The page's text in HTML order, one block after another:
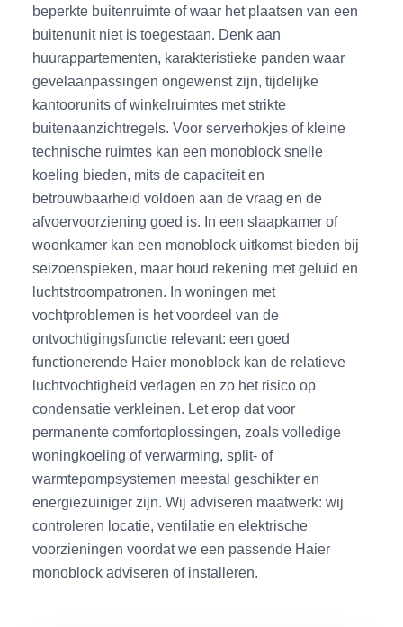
beperkte buitenruimte of waar het plaatsen van een
buitenunit niet is toegestaan. Denk aan
huurappartementen, karakteristieke panden waar
gevelaanpassingen ongewenst zijn, tijdelijke
kantoorunits of winkelruimtes met strikte
buitenaanzichtregels. Voor serverhokjes of kleine
technische ruimtes kan een monoblock snelle
koeling bieden, mits de capaciteit en
betrouwbaarheid voldoen aan de vraag en de
afvoervoorziening goed is. In een slaapkamer of
woonkamer kan een monoblock uitkomst bieden bij
seizoenspieken, maar houd rekening met geluid en
luchtstroompatronen. In woningen met
vochtproblemen is het voordeel van de
ontvochtigingsfunctie relevant: een goed
functionerende Haier monoblock kan de relatieve
luchtvochtigheid verlagen en zo het risico op
condensatie verkleinen. Let erop dat voor
permanente comfortoplossingen, zoals volledige
woningkoeling of verwarming, split- of
warmtepompsystemen meestal geschikter en
energiezuiniger zijn. Wij adviseren maatwerk: wij
controleren locatie, ventilatie en elektrische
voorzieningen voordat we een passende Haier
monoblock adviseren of installeren.